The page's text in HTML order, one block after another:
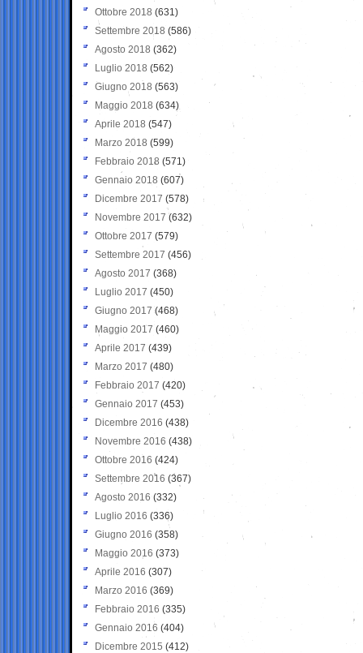
Ottobre 2018 (631)
Settembre 2018 (586)
Agosto 2018 (362)
Luglio 2018 (562)
Giugno 2018 (563)
Maggio 2018 (634)
Aprile 2018 (547)
Marzo 2018 (599)
Febbraio 2018 (571)
Gennaio 2018 (607)
Dicembre 2017 (578)
Novembre 2017 (632)
Ottobre 2017 (579)
Settembre 2017 (456)
Agosto 2017 (368)
Luglio 2017 (450)
Giugno 2017 (468)
Maggio 2017 (460)
Aprile 2017 (439)
Marzo 2017 (480)
Febbraio 2017 (420)
Gennaio 2017 (453)
Dicembre 2016 (438)
Novembre 2016 (438)
Ottobre 2016 (424)
Settembre 2016 (367)
Agosto 2016 (332)
Luglio 2016 (336)
Giugno 2016 (358)
Maggio 2016 (373)
Aprile 2016 (307)
Marzo 2016 (369)
Febbraio 2016 (335)
Gennaio 2016 (404)
Dicembre 2015 (412)